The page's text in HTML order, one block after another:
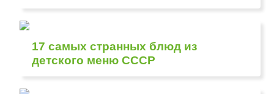
17 самых странных блюд из
детского меню СССР